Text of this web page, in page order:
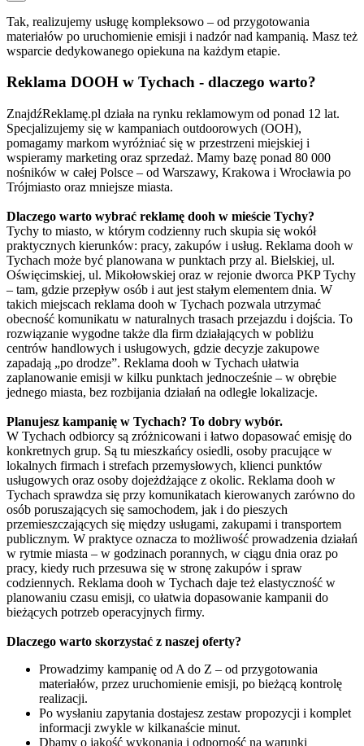
Tak, realizujemy usługę kompleksowo – od przygotowania
materiałów po uruchomienie emisji i nadzór nad kampanią. Masz też
wsparcie dedykowanego opiekuna na każdym etapie.
Reklama DOOH w Tychach - dlaczego warto?
ZnajdźReklamę.pl działa na rynku reklamowym od ponad 12 lat.
Specjalizujemy się w kampaniach outdoorowych (OOH),
pomagamy markom wyróżniać się w przestrzeni miejskiej i
wspieramy marketing oraz sprzedaż. Mamy bazę ponad 80 000
nośników w całej Polsce – od Warszawy, Krakowa i Wrocławia po
Trójmiasto oraz mniejsze miasta.
Dlaczego warto wybrać reklamę dooh w mieście Tychy?
Tychy to miasto, w którym codzienny ruch skupia się wokół
praktycznych kierunków: pracy, zakupów i usług. Reklama dooh w
Tychach może być planowana w punktach przy al. Bielskiej, ul.
Oświęcimskiej, ul. Mikołowskiej oraz w rejonie dworca PKP Tychy
– tam, gdzie przepływ osób i aut jest stałym elementem dnia. W
takich miejscach reklama dooh w Tychach pozwala utrzymać
obecność komunikatu w naturalnych trasach przejazdu i dojścia. To
rozwiązanie wygodne także dla firm działających w pobliżu
centrów handlowych i usługowych, gdzie decyzje zakupowe
zapadają „po drodze”. Reklama dooh w Tychach ułatwia
zaplanowanie emisji w kilku punktach jednocześnie – w obrębie
jednego miasta, bez rozbijania działań na odległe lokalizacje.
Planujesz kampanię w Tychach? To dobry wybór.
W Tychach odbiorcy są zróżnicowani i łatwo dopasować emisję do
konkretnych grup. Są tu mieszkańcy osiedli, osoby pracujące w
lokalnych firmach i strefach przemysłowych, klienci punktów
usługowych oraz osoby dojeżdżające z okolic. Reklama dooh w
Tychach sprawdza się przy komunikatach kierowanych zarówno do
osób poruszających się samochodem, jak i do pieszych
przemieszczających się między usługami, zakupami i transportem
publicznym. W praktyce oznacza to możliwość prowadzenia działań
w rytmie miasta – w godzinach porannych, w ciągu dnia oraz po
pracy, kiedy ruch przesuwa się w stronę zakupów i spraw
codziennych. Reklama dooh w Tychach daje też elastyczność w
planowaniu czasu emisji, co ułatwia dopasowanie kampanii do
bieżących potrzeb operacyjnych firmy.
Dlaczego warto skorzystać z naszej oferty?
Prowadzimy kampanię od A do Z – od przygotowania
materiałów, przez uruchomienie emisji, po bieżącą kontrolę
realizacji.
Po wysłaniu zapytania dostajesz zestaw propozycji i komplet
informacji zwykle w kilkanaście minut.
Dbamy o jakość wykonania i odporność na warunki